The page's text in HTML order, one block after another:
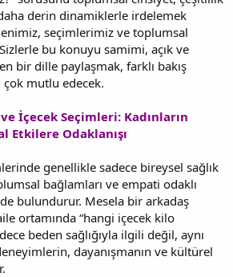
derin dinamiklerle irdelemek
seçimlerimiz ve toplumsal
bu konuyu samimi, açık ve
bir dille paylaşmak, farklı bakış
çok mutlu edecek.
İçecek Seçimleri: Kadınların
Etkilere Odaklanışı
genellikle sadece bireysel sağlık
bağlamları ve empati odaklı
bulundurur. Mesela bir arkadaş
ortamında “hangi içecek kilo
beden sağlığıyla ilgili değil, aynı
dayanışmanın ve kültürel